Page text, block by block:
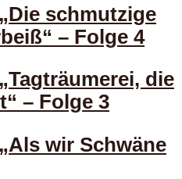
schmutzige
– Folge 4
die
– Folge 3
wir Schwäne